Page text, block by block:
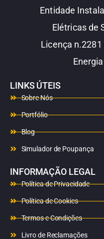
Entidade
Elétricas de
Licença n.2281
LINKS ÚTEIS
Sobre Nós
Portfólio
Blog
Simulador de Poupança
INFORMAÇÃO LEGAL
Política de Privacidade
Política de Cookies
Termos e Condições
Livro de Reclamações